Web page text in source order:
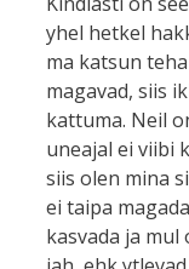
yhel hetkel
ma katsun
magavad, siis
kattuma. Neil
uneajal ei viibi
siis olen mina
ei taipa
kasvada ja mul